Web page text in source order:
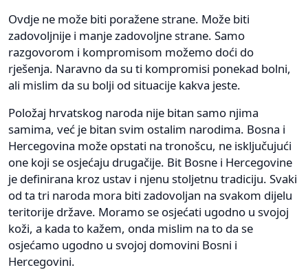
Ovdje ne može biti poražene strane. Može biti
zadovoljnije i manje zadovoljne strane. Samo
razgovorom i kompromisom možemo doći do
rješenja. Naravno da su ti kompromisi ponekad bolni,
ali mislim da su bolji od situacije kakva jeste.
Položaj hrvatskog naroda nije bitan samo njima
samima, već je bitan svim ostalim narodima. Bosna i
Hercegovina može opstati na tronošcu, ne isključujući
one koji se osjećaju drugačije. Bit Bosne i Hercegovine
je definirana kroz ustav i njenu stoljetnu tradiciju. Svaki
od ta tri naroda mora biti zadovoljan na svakom dijelu
teritorije države. Moramo se osjećati ugodno u svojoj
koži, a kada to kažem, onda mislim na to da se
osjećamo ugodno u svojoj domovini Bosni i
Hercegovini.